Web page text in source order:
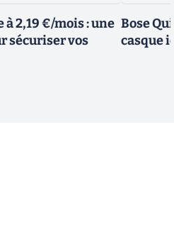
à 2,19 €/mois : une
sécuriser vos
Bose
casque